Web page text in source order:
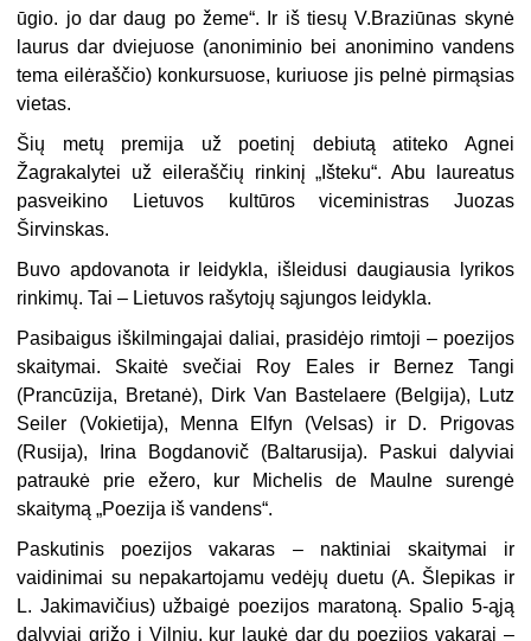
ūgio. jo dar daug po žeme“. Ir iš tiesų V.Braziūnas skynė
laurus dar dviejuose (anoniminio bei anonimino vandens
tema eilėraščio) konkursuose, kuriuose jis pelnė pirmąsias
vietas.
Šių metų premija už poetinį debiutą atiteko Agnei
Žagrakalytei už eileraščių rinkinį „Išteku“. Abu laureatus
pasveikino Lietuvos kultūros viceministras Juozas
Širvinskas.
Buvo apdovanota ir leidykla, išleidusi daugiausia lyrikos
rinkimų. Tai – Lietuvos rašytojų sąjungos leidykla.
Pasibaigus iškilmingajai daliai, prasidėjo rimtoji – poezijos
skaitymai. Skaitė svečiai Roy Eales ir Bernez Tangi
(Prancūzija, Bretanė), Dirk Van Bastelaere (Belgija), Lutz
Seiler (Vokietija), Menna Elfyn (Velsas) ir D. Prigovas
(Rusija), Irina Bogdanovič (Balta­rusija).
Paskui dalyviai
patraukė prie ežero, kur Michelis de Maulne surengė
skaitymą „Poezija iš vandens“.
Paskutinis poezijos vakaras – naktiniai skaitymai ir
vaidinimai su nepakartojamu vedėjų duetu (A. Šlepikas ir
L. Jakimavičius) užbaigė poezijos maratoną. Spalio 5-ąją
dalyviai grįžo į Vilnių, kur laukė dar du poezijos vakarai –